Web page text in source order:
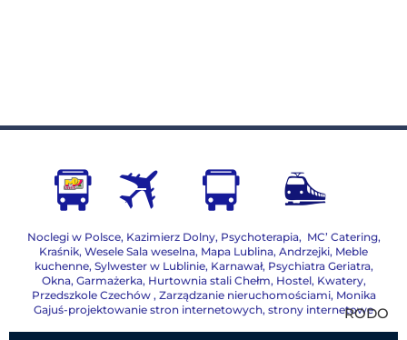
Noclegi w Polsce, Kazimierz Dolny, Psychoterapia, MC’ Catering,
Kraśnik, Wesele Sala weselna, Mapa Lublina, Andrzejki, Meble
kuchenne, Sylwester w Lublinie, Karnawał, Psychiatra Geriatra,
Okna, Garmażerka, Hurtownia stali Chełm, Hostel, Kwatery,
Przedszkole Czechów , Zarządzanie nieruchomościami, Monika
Gajuś-projektowanie stron internetowych, strony internetowe
RODO